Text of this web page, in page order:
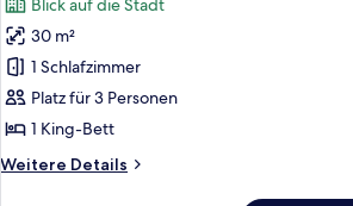
Deluxe-
Zimmer,
1 King-
Bett,
Stadtblick
(Mobility
Accessible,
30 m²
1 Schlafzimmer
Platz für 3 Personen
1 King-Bett
Weitere Details
Weitere